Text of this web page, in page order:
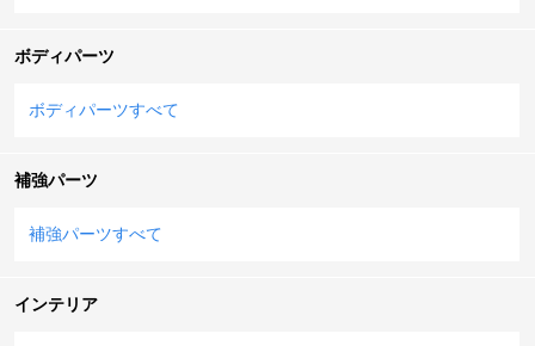
ボディパーツ
ボディパーツすべて
補強パーツ
補強パーツすべて
インテリア